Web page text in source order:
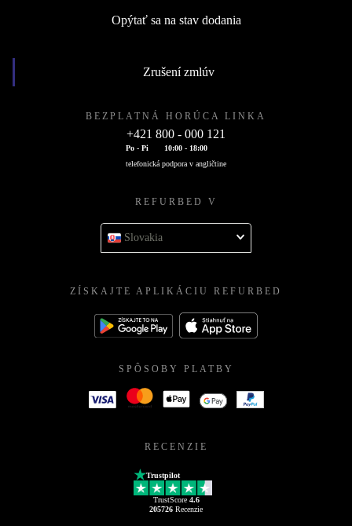
Opýtať sa na stav dodania
Zrušení zmlúv
BEZPLATNÁ HORÚCA LINKA
+421 800 - 000 121
Po - Pi
10:00 - 18:00
telefonická podpora v angličtine
REFURBED V
Slovakia
ZÍSKAJTE APLIKÁCIU REFURBED
SPÔSOBY PLATBY
RECENZIE
Trustpilot
TrustScore 4.6
205726 Recenzie